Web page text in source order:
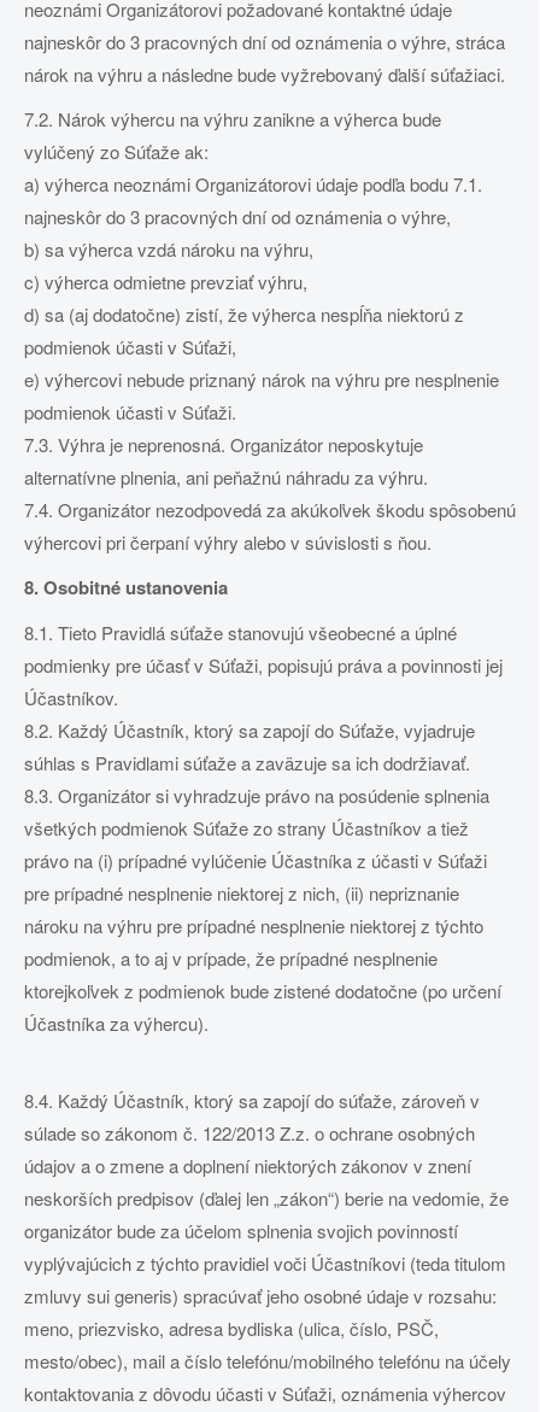
neoznámi Organizátorovi požadované kontaktné údaje
najneskôr do 3 pracovných dní od oznámenia o výhre, stráca
nárok na výhru a následne bude vyžrebovaný ďalší súťažiaci.
7.2. Nárok výhercu na výhru zanikne a výherca bude
vylúčený zo Súťaže ak:
a) výherca neoznámi Organizátorovi údaje podľa bodu 7.1.
najneskôr do 3 pracovných dní od oznámenia o výhre,
b) sa výherca vzdá nároku na výhru,
c) výherca odmietne prevziať výhru,
d) sa (aj dodatočne) zistí, že výherca nespĺňa niektorú z
podmienok účasti v Súťaži,
e) výhercovi nebude priznaný nárok na výhru pre nesplnenie
podmienok účasti v Súťaži.
7.3. Výhra je neprenosná. Organizátor neposkytuje
alternatívne plnenia, ani peňažnú náhradu za výhru.
7.4. Organizátor nezodpovedá za akúkoľvek škodu spôsobenú
výhercovi pri čerpaní výhry alebo v súvislosti s ňou.
8. Osobitné ustanovenia
8.1. Tieto Pravidlá súťaže stanovujú všeobecné a úplné
podmienky pre účasť v Súťaži, popisujú práva a povinnosti jej
Účastníkov.
8.2. Každý Účastník, ktorý sa zapojí do Súťaže, vyjadruje
súhlas s Pravidlami súťaže a zaväzuje sa ich dodržiavať.
8.3. Organizátor si vyhradzuje právo na posúdenie splnenia
všetkých podmienok Súťaže zo strany Účastníkov a tiež
právo na (i) prípadné vylúčenie Účastníka z účasti v Súťaži
pre prípadné nesplnenie niektorej z nich, (ii) nepriznanie
nároku na výhru pre prípadné nesplnenie niektorej z týchto
podmienok, a to aj v prípade, že prípadné nesplnenie
ktorejkoľvek z podmienok bude zistené dodatočne (po určení
Účastníka za výhercu).
8.4. Každý Účastník, ktorý sa zapojí do súťaže, zároveň v
súlade so zákonom č. 122/2013 Z.z. o ochrane osobných
údajov a o zmene a doplnení niektorých zákonov v znení
neskorších predpisov (ďalej len „zákon“) berie na vedomie, že
organizátor bude za účelom splnenia svojich povinností
vyplývajúcich z týchto pravidiel voči Účastníkovi (teda titulom
zmluvy sui generis) spracúvať jeho osobné údaje v rozsahu:
meno, priezvisko, adresa bydliska (ulica, číslo, PSČ,
mesto/obec), mail a číslo telefónu/mobilného telefónu na účely
kontaktovania z dôvodu účasti v Súťaži, oznámenia výhercov